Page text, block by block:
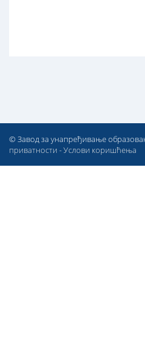
© Завод за унапређивање
приватности -Услови коришћења